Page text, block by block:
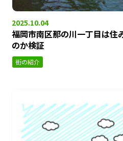
2025.10.04
福岡市南区那の川一丁目は住
のか検証
街の紹介